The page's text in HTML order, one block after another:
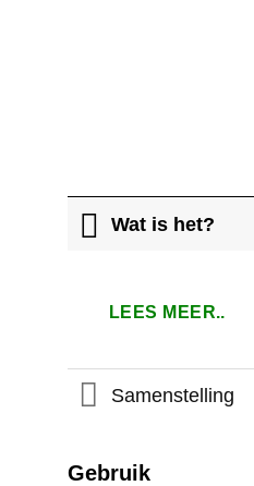
Wat is het?
LEES MEER..
Samenstelling
Gebruik